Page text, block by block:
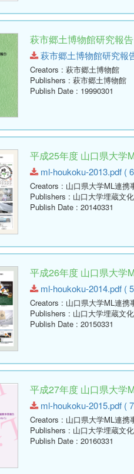
萩市郷土博物館研究報
萩市郷土博物館研究報
Creators : 萩市郷土博物館
Publishers : 萩市郷土博物館
Publish Date : 19990301
平成25年度 山口県大学
ml-houkoku-2013.pdf (
Creators : 山口県大学ML連携
Publishers : 山口大学埋蔵文
Publish Date : 20140331
平成26年度 山口県大学
ml-houkoku-2014.pdf (
Creators : 山口県大学ML連携
Publishers : 山口大学埋蔵文
Publish Date : 20150331
平成27年度 山口県大学
ml-houkoku-2015.pdf (
Creators : 山口県大学ML連携
Publishers : 山口大学埋蔵文
Publish Date : 20160331